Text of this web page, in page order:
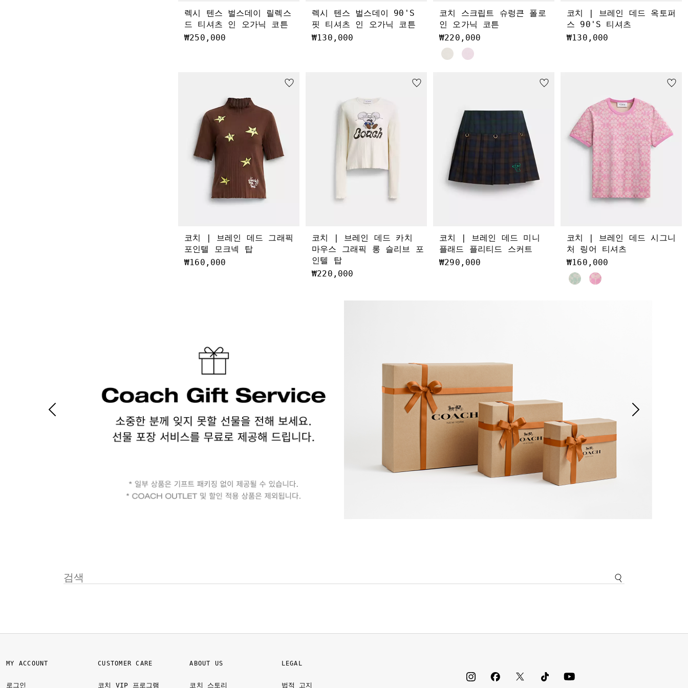
렉시 텐스 벌스데이 릴렉스
드 티셔츠 인 오가닉 코튼
₩250,000
렉시 텐스 벌스데이 90'S
핏 티셔츠 인 오가닉 코튼
₩130,000
코치 스크립트 슈렁큰 폴로
인 오가닉 코튼
₩220,000
코치 | 브레인 데드 옥토퍼
스 90'S 티셔츠
₩130,000
코치 | 브레인 데드 그래픽
포인텔 모크넥 탑
₩160,000
코치 | 브레인 데드 카치
마우스 그래픽 롱 슬리브 포
인텔 탑
₩220,000
코치 | 브레인 데드 미니
플래드 플리티드 스커트
₩290,000
코치 | 브레인 데드 시그니
처 링어 티셔츠
₩160,000
MY ACCOUNT
로그인
CUSTOMER CARE
코치 VIP 프로그램
ABOUT US
코치 스토리
LEGAL
법적 고지